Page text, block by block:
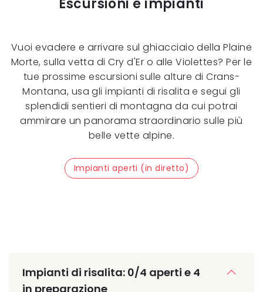
Escursioni e impianti
Vuoi evadere e arrivare sul ghiacciaio della Plaine
Morte, sulla vetta di Cry d'Er o alle Violettes? Per le
tue prossime escursioni sulle alture di Crans-
Montana, usa gli impianti di risalita e segui gli
splendidi sentieri di montagna da cui potrai
ammirare un panorama straordinario sulle più
belle vette alpine.
Impianti aperti (in diretto)
Impianti di risalita: 0/4 aperti e 4
in preparazione